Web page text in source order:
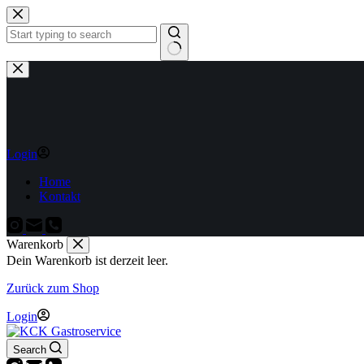
Zum
Inhalt
springen
Keine
Ergebnisse
Login
Home
Kontakt
Warenkorb
Dein Warenkorb ist derzeit leer.
Zurück zum Shop
Login
Search